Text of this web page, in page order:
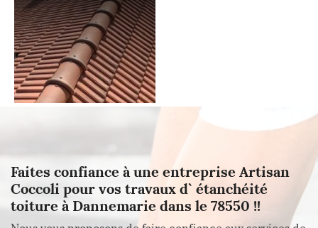
Faites confiance à une entreprise Artisan
Coccoli pour vos travaux d` étanchéité
toiture à Dannemarie dans le 78550 !!